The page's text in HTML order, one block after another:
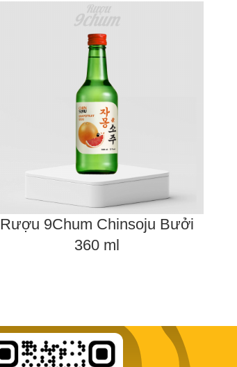
Rượu 9Chum Chinsoju Bưởi
360 ml